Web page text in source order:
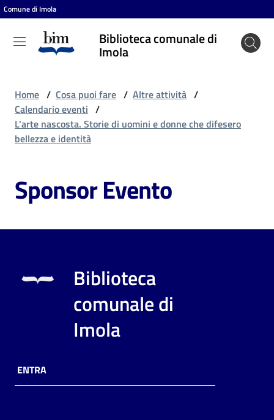
Vai al contenuto
Vai alla navigazione
Vai al footer
Comune di Imola
Biblioteca comunale di
Imola
Biblioteca
comunale
Entra
Cosa
puoi
Home / Cosa puoi fare / Altre attività /
Calendario eventi /
L'arte nascosta. Storie di uomini e donne che difesero
bellezza e identità
Sponsor Evento
Biblioteca
comunale di
Imola
ENTRA